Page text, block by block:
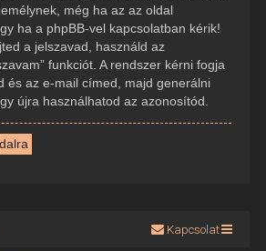
még ha az az oldal
ha a phpBB-vel kapcsolatban kérik!
a jelszavad, használd az
funkciót. A rendszer kérni fogja
és az e-mail címed, majd generálni
újra használhatod az azonosítód.
Kapcsolat